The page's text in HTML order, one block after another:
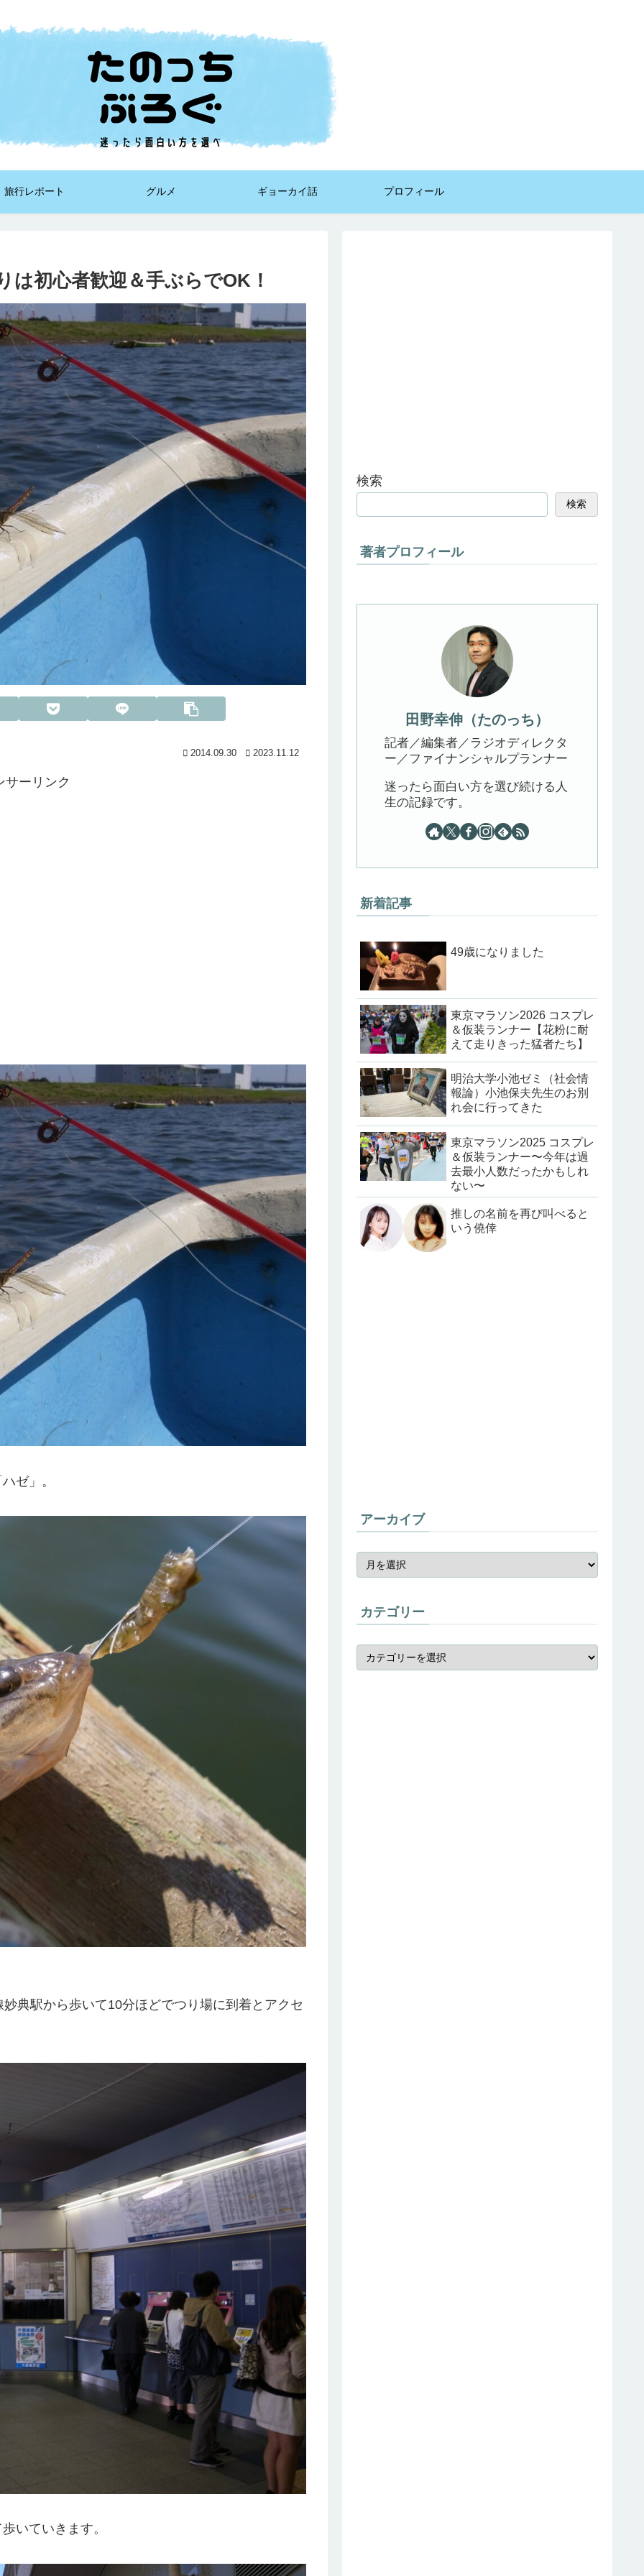
旅行レポート グルメ ギョーカイ話 プロフィール
は初心者歓迎＆手ぶらでOK！
2014.09.30 2023.11.12
サーリンク
ゼ」。
典駅から歩いて10分ほどでつり場に到着とアクセ
いていきます。
検索
検索
著者プロフィール
田野幸伸（たのっち）
記者／編集者／ラジオディレクタ
ー／ファイナンシャルプランナー
迷ったら面白い方を選び続ける人
生の記録です。
新着記事
49歳になりました
東京マラソン2026 コスプレ
＆仮装ランナー【花粉に耐
えて走りきった猛者たち】
明治大学小池ゼミ（社会情
報論）小池保夫先生のお別
れ会に行ってきた
東京マラソン2025 コスプレ
＆仮装ランナー〜今年は過
去最小人数だったかもしれ
ない〜
推しの名前を再び叫べると
いう僥倖
アーカイブ
カテゴリー